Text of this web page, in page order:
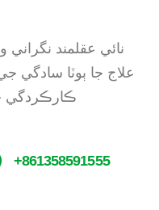
نائي عقلمند
علاج جا ٻوٽا
ڪارڪردگي
+861358591555